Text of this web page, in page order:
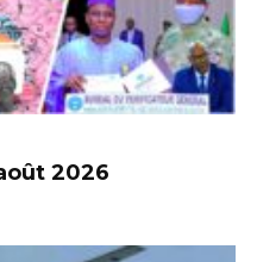
2026